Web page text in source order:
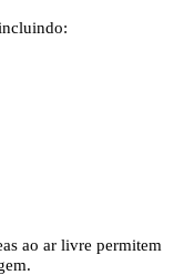
ao ar livre permitem